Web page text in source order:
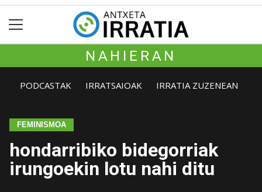
NAHIERAN
PODCASTAK IRRATSAIOAK IRRATIA ZUZENEAN
FEMINISMOA
hondarribiko bidegorriak
irungoekin lotu nahi ditu